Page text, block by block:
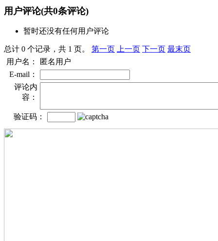
用户评论(共0条评论)
暂时还没有任何用户评论
总计 0 个记录，共 1 页。 第一页 上一页 下一页 最末页
用户名：
匿名用户
E-mail：
评论内
容：
验证码：